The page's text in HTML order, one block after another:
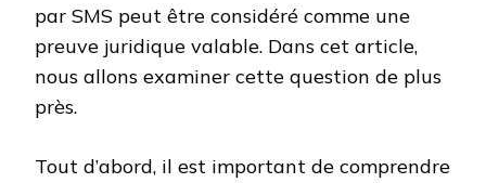
par SMS peut être considéré comme une
preuve juridique valable. Dans cet article,
nous allons examiner cette question de plus
près.
Tout d’abord, il est important de comprendre